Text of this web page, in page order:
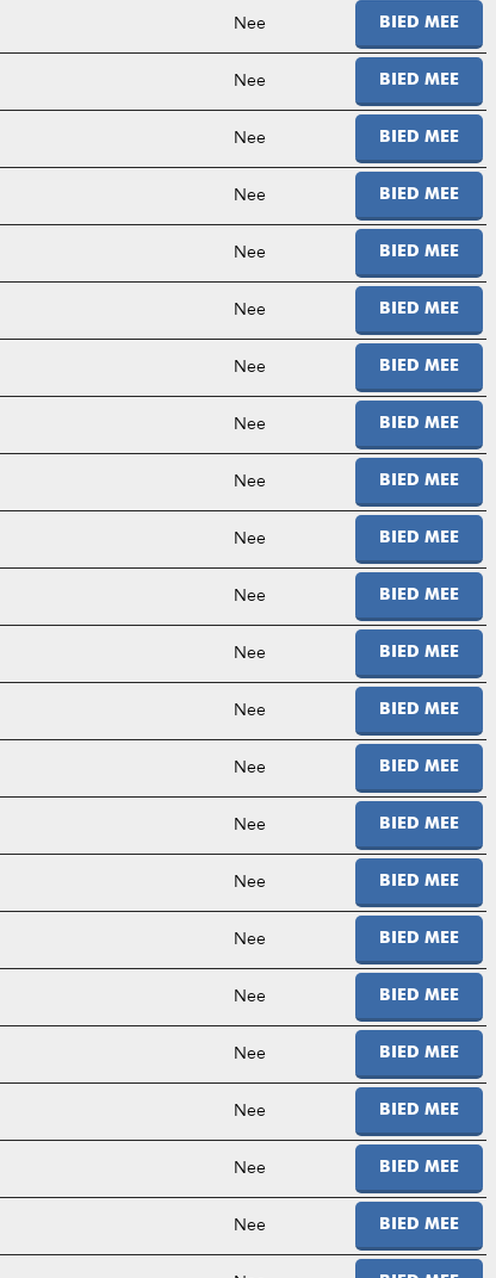
Nee BIED MEE
Nee BIED MEE
Nee BIED MEE
Nee BIED MEE
Nee BIED MEE
Nee BIED MEE
Nee BIED MEE
Nee BIED MEE
Nee BIED MEE
Nee BIED MEE
Nee BIED MEE
Nee BIED MEE
Nee BIED MEE
Nee BIED MEE
Nee BIED MEE
Nee BIED MEE
Nee BIED MEE
Nee BIED MEE
Nee BIED MEE
Nee BIED MEE
Nee BIED MEE
Nee BIED MEE